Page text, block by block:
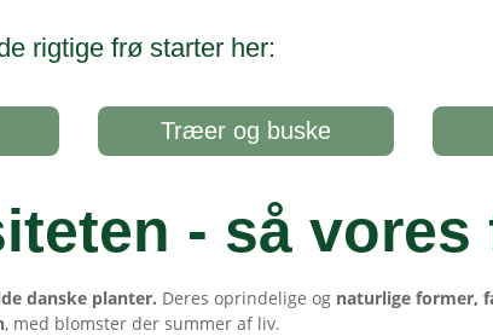
rigtige frø starter her:
Træer og buske
- så vores
danske planter. Deres oprindelige og naturlige former,
, med blomster der summer af liv.